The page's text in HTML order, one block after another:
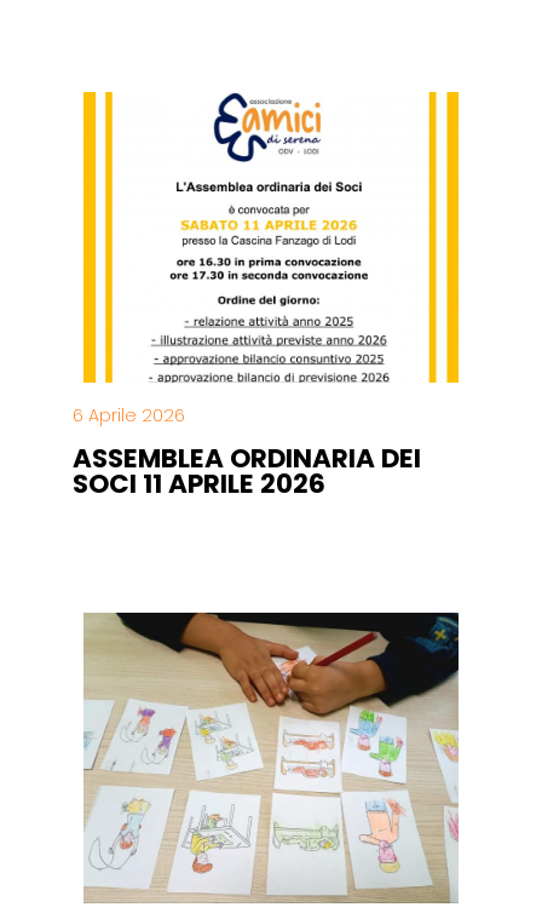
6 Aprile 2026
ASSEMBLEA ORDINARIA DEI
SOCI 11 APRILE 2026